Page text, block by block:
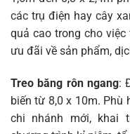
các trụ điện hay cây
quả cao trong cho
ưu đãi về sản phẩm,
Treo băng rôn ngang:
biến từ 8,0 x 10m. Phù
chi nhánh mới, khai